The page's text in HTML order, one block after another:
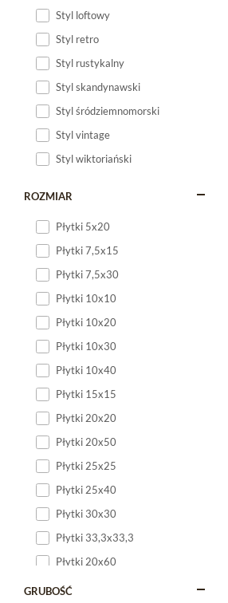
Styl loftowy
Styl retro
Styl rustykalny
Styl skandynawski
Styl śródziemnomorski
Styl vintage
Styl wiktoriański
ROZMIAR
Płytki 5x20
Płytki 7,5x15
Płytki 7,5x30
Płytki 10x10
Płytki 10x20
Płytki 10x30
Płytki 10x40
Płytki 15x15
Płytki 20x20
Płytki 20x50
Płytki 25x25
Płytki 25x40
Płytki 30x30
Płytki 33,3x33,3
Płytki 20x60
Płytki 20x120
GRUBOŚĆ